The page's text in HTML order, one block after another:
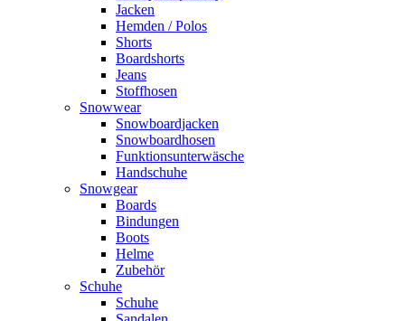
Jacken
Hemden / Polos
Shorts
Boardshorts
Jeans
Stoffhosen
Snowwear
Snowboardjacken
Snowboardhosen
Funktionsunterwäsche
Handschuhe
Snowgear
Boards
Bindungen
Boots
Helme
Zubehör
Schuhe
Schuhe